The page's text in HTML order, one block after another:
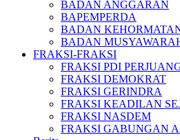
BADAN ANGGARAN
BAPEMPERDA
BADAN
BADAN
FRAKSI-FRAKSI
FRAKSI PDI
FRAKSI DEMOKRAT
FRAKSI GERINDRA
FRAKSI KEADILAN
FRAKSI NASDEM
FRAKSI GABUNGAN